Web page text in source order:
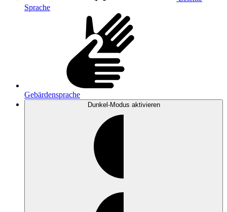
Sprache
Gebärdensprache
Dunkel-Modus aktivieren